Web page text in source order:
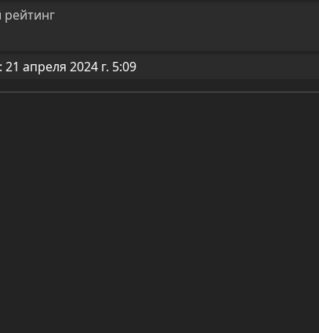
рейтинг
апреля 2024 г. 5:09